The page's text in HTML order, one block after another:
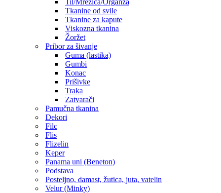
Til/Mrežica/Organza
Tkanine od svile
Tkanine za kapute
Viskozna tkanina
Žoržet
Pribor za šivanje
Guma (lastika)
Gumbi
Konac
Prišivke
Traka
Zatvarači
Pamučna tkanina
Dekori
Filc
Flis
Flizelin
Keper
Panama uni (Beneton)
Podstava
Posteljno, damast, žutica, juta, vatelin
Velur (Minky)